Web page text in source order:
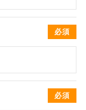
必須
必須